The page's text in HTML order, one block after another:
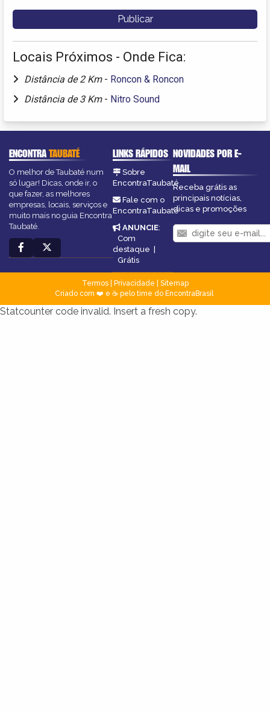
Locais Próximos - Onde Fica:
Distância de 2 Km - Roncon & Roncon
Distância de 3 Km - Nitro Sound
ENCONTRATAUBATÉ
O melhor de Taubaté num
só lugar! Dicas, onde ir, o
que fazer, as melhores
empresas, locais, serviços e
muito mais no guia Encontra
Taubaté.
LINKS RÁPIDOS
Sobre
EncontraTaubaté
Fale com o
EncontraTaubaté
ANUNCIE:
Com
destaque
Grátis
NOVIDADES POR E-
MAIL
Receba grátis as
principais notícias,
dicas e promoções
Termos| Privacidade
Sitemap
Criado com ❤️ e ☕ pelo time do EncontraBrasil
Statcounter code invalid. Insert a fresh copy.